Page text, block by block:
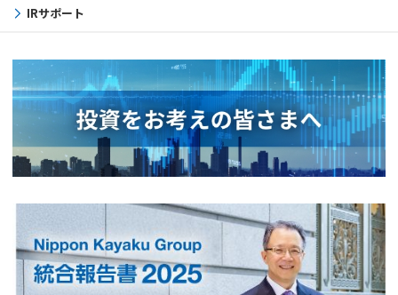
IRサポート